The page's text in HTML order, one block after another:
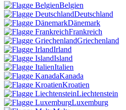
Belgien
Deutschland
Dänemark
Frankreich
Griechenland
Irland
Island
Italien
Kanada
Kroatien
Liechtenstein
Luxemburg